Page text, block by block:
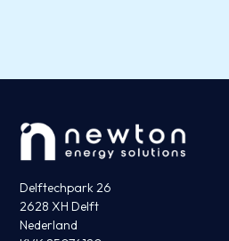
Delftechpark 26
2628 XH Delft
Nederland